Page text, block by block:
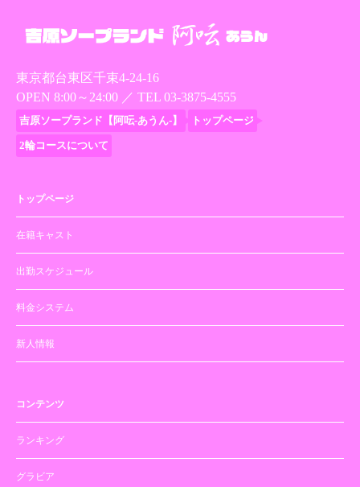
東京都台東区千束4-24-16
OPEN 8:00～24:00 ／ TEL 03-3875-4555
吉原ソープランド【阿呍-あうん-】 トップページ
2輪コースについて
トップページ
在籍キャスト
出勤スケジュール
料金システム
新人情報
コンテンツ
ランキング
グラビア